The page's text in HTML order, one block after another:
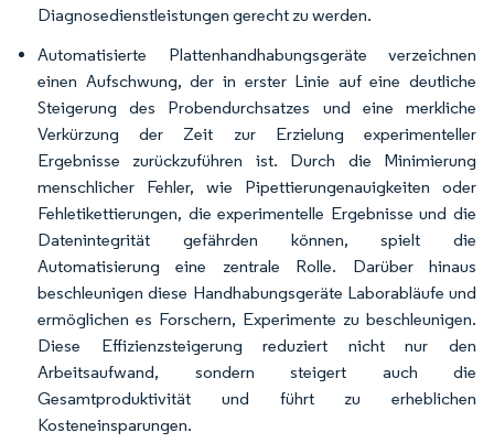
Diagnosedienstleistungen gerecht zu werden.
Automatisierte Plattenhandhabungsgeräte verzeichnen
einen Aufschwung, der in erster Linie auf eine deutliche
Steigerung des Probendurchsatzes und eine merkliche
Verkürzung der Zeit zur Erzielung experimenteller
Ergebnisse zurückzuführen ist. Durch die Minimierung
menschlicher Fehler, wie Pipettierungenauigkeiten oder
Fehletikettierungen, die experimentelle Ergebnisse und die
Datenintegrität gefährden können, spielt die
Automatisierung eine zentrale Rolle. Darüber hinaus
beschleunigen diese Handhabungsgeräte Laborabläufe und
ermöglichen es Forschern, Experimente zu beschleunigen.
Diese Effizienzsteigerung reduziert nicht nur den
Arbeitsaufwand, sondern steigert auch die
Gesamtproduktivität und führt zu erheblichen
Kosteneinsparungen.